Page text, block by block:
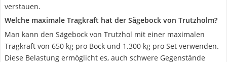
verstauen.
Welche maximale Tragkraft hat der Sägebock von Trutzholm?
Man kann den Sägebock von Trutzhol mit einer maximalen
Tragkraft von 650 kg pro Bock und 1.300 kg pro Set verwenden.
Diese Belastung ermöglicht es, auch schwere Gegenstände